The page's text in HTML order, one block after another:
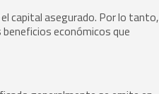
capital asegurado. Por lo tanto,
económicos que